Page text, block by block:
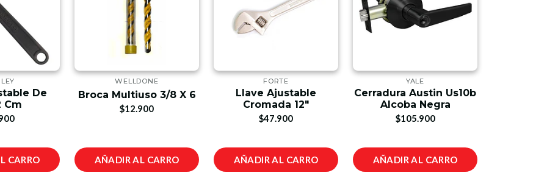
De
Cm
CARRO
WELLDONE
Broca Multiuso 3/8 X 6
$12.900
AÑADIR AL CARRO
FORTE
Llave Ajustable
Cromada 12"
$47.900
AÑADIR AL CARRO
YALE
Cerradura Austin Us10b
Alcoba Negra
$105.900
AÑADIR AL CARRO